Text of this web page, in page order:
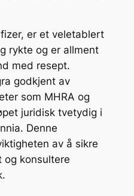
er et veletablert
rykte og er allment
med resept.
godkjent av
som MHRA og
juridisk tvetydig i
Denne
av å sikre
og konsultere